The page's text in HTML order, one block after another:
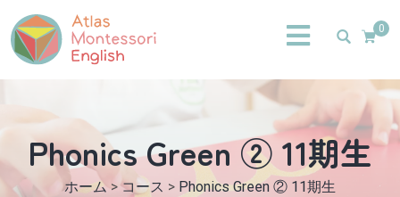
0
Phonics Green ② 11期生
ホーム >コース > Phonics Green ② 11期生